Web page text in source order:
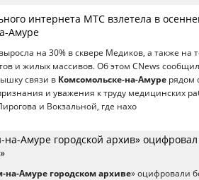
интернета МТС взлетела в
Амуре
на 30% в сквере Медиков, а также на
и жилых массивов. Об этом CNews
связи в Комсомольске-на-Амуре рядом
и уважения к труду медицинских
и Вокзальной, где нахо
на-Амуре городской архив»
на-Амуре городском архиве» оцифровали